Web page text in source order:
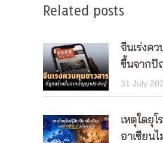
Related posts
จีนเร่งค
ขึ้นจาก
31 July
เหตุใดยุ
อาเซียน